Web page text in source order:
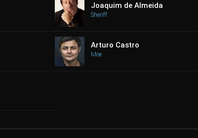
Joaquim de Almeida
Sheriff
Arturo Castro
Moe